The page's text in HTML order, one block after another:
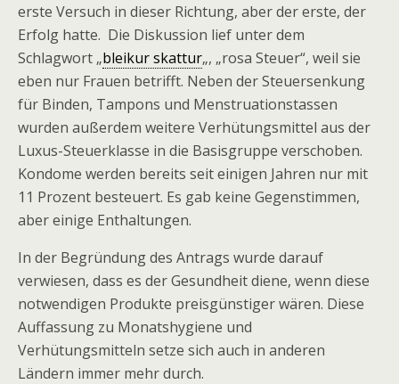
erste Versuch in dieser Richtung, aber der erste, der
Erfolg hatte. Die Diskussion lief unter dem
Schlagwort „bleikur skattur„, „rosa Steuer“, weil sie
eben nur Frauen betrifft. Neben der Steuersenkung
für Binden, Tampons und Menstruationstassen
wurden außerdem weitere Verhütungsmittel aus der
Luxus-Steuerklasse in die Basisgruppe verschoben.
Kondome werden bereits seit einigen Jahren nur mit
11 Prozent besteuert. Es gab keine Gegenstimmen,
aber einige Enthaltungen.
In der Begründung des Antrags wurde darauf
verwiesen, dass es der Gesundheit diene, wenn diese
notwendigen Produkte preisgünstiger wären. Diese
Auffassung zu Monatshygiene und
Verhütungsmitteln setze sich auch in anderen
Ländern immer mehr durch.